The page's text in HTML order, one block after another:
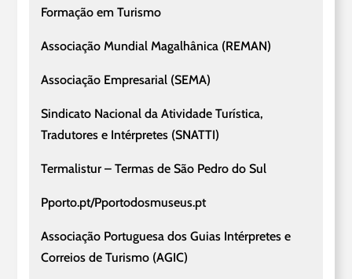
Formação em Turismo
Associação Mundial Magalhânica (REMAN)
Associação Empresarial (SEMA)
Sindicato Nacional da Atividade Turística,
Tradutores e Intérpretes (SNATTI)
Termalistur – Termas de São Pedro do Sul
Pporto.pt/Pportodosmuseus.pt
Associação Portuguesa dos Guias Intérpretes e
Correios de Turismo (AGIC)